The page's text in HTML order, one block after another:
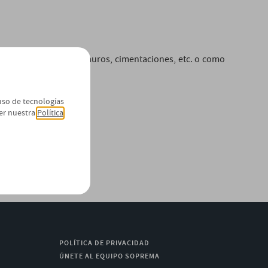
recubrimiento de muros, cimentaciones, etc. o como
POLÍTICA DE PRIVACIDAD
ÚNETE AL EQUIPO SOPREMA
de tecnologías
nuestra Política